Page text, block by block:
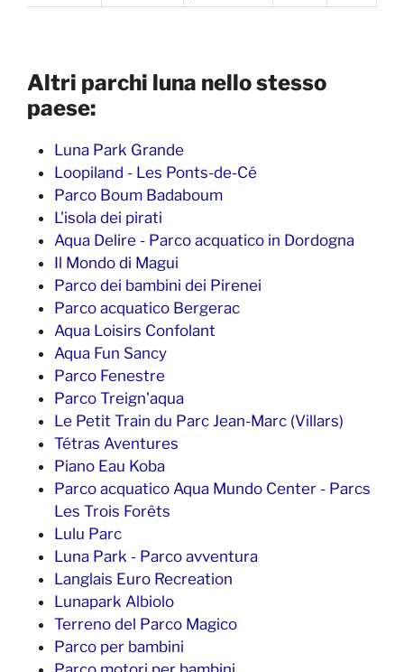
Altri parchi luna nello stesso
paese:
Luna Park Grande
Loopiland - Les Ponts-de-Cé
Parco Boum Badaboum
L'isola dei pirati
Aqua Delire - Parco acquatico in Dordogna
Il Mondo di Magui
Parco dei bambini dei Pirenei
Parco acquatico Bergerac
Aqua Loisirs Confolant
Aqua Fun Sancy
Parco Fenestre
Parco Treign'aqua
Le Petit Train du Parc Jean-Marc (Villars)
Tétras Aventures
Piano Eau Koba
Parco acquatico Aqua Mundo Center - Parcs
Les Trois Forêts
Lulu Parc
Luna Park - Parco avventura
Langlais Euro Recreation
Lunapark Albiolo
Terreno del Parco Magico
Parco per bambini